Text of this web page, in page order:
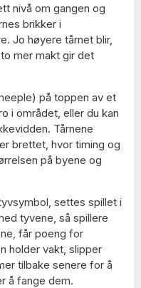
nivå om gangen og
brikker i
Jo høyere tårnet blir,
mer makt gir det
på toppen av et
i området, eller du kan
Tårnene
brettet, hvor timing og
på byene og
settes spillet i
tyvene, så spillere
får poeng for
holder vakt, slipper
tilbake senere for å
å fange dem.